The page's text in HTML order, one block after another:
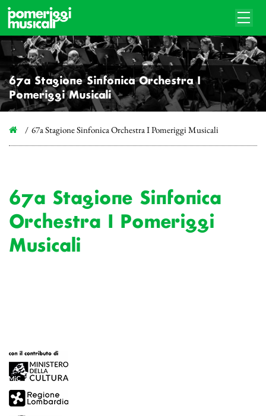
67a Stagione Sinfonica Orchestra I
Pomeriggi Musicali
67a Stagione Sinfonica Orchestra I Pomeriggi Musicali
67a Stagione Sinfonica
Orchestra I Pomeriggi
Musicali